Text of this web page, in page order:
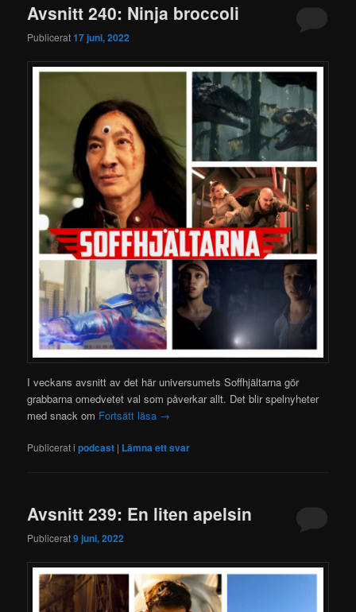
Avsnitt 240: Ninja broccoli
Publicerat17 juni, 2022
I veckans avsnitt av det här universumets Soffhjältarna gör
grabbarna omedvetet val som påverkar allt. Det blir spelnyheter
med snack om Fortsätt läsa →
Publicerat i podcast | Lämna ett svar
Avsnitt 239: En liten apelsin
Publicerat9 juni, 2022